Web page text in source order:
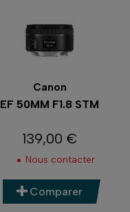
Canon
EF 50MM F1.8 STM
Prix
139,00 €
Nous contacter
Comparer